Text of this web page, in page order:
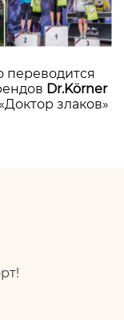
переводится
Dr.Körner
злаков»